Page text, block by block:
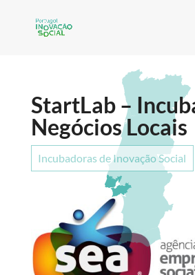
StartLab –
Negócios Locais
Incubadoras de Inovação Social